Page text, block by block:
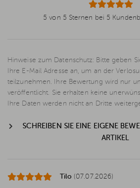
5 von 5 Sternen bei 5
Hinweise zum Datenschutz: Bitte geben
Ihre E-Mail Adresse an, um an der
teilzunehmen. Ihre Bewertung wird nur
veröffentlicht. Sie erhalten keine
Ihre Daten werden nicht an Dritte
SCHREIBEN SIE EINE EIGENE
ARTIKEL
Tilo (07.07.2026)